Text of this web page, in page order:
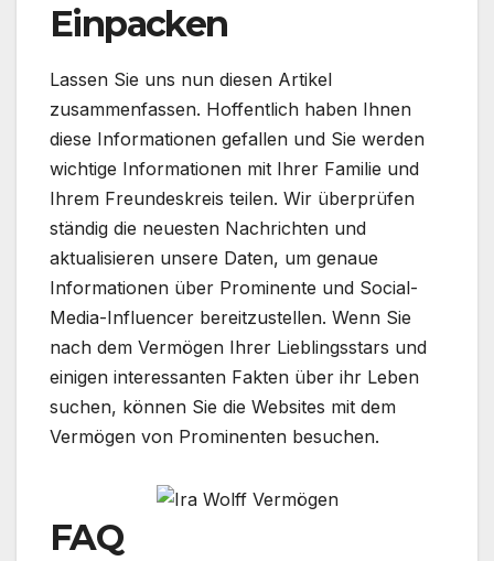
Einpacken
Lassen Sie uns nun diesen Artikel
zusammenfassen. Hoffentlich haben Ihnen
diese Informationen gefallen und Sie werden
wichtige Informationen mit Ihrer Familie und
Ihrem Freundeskreis teilen. Wir überprüfen
ständig die neuesten Nachrichten und
aktualisieren unsere Daten, um genaue
Informationen über Prominente und Social-
Media-Influencer bereitzustellen. Wenn Sie
nach dem Vermögen Ihrer Lieblingsstars und
einigen interessanten Fakten über ihr Leben
suchen, können Sie die Websites mit dem
Vermögen von Prominenten besuchen.
FAQ